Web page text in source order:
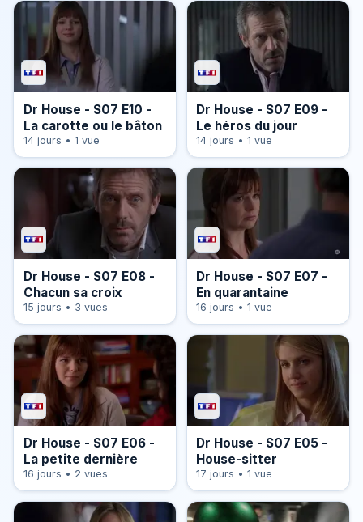
Dr House - S07 E10 -
La carotte ou le bâton
14 jours • 1 vue
Dr House - S07 E09 -
Le héros du jour
14 jours • 1 vue
Dr House - S07 E08 -
Chacun sa croix
15 jours • 3 vues
Dr House - S07 E07 -
En quarantaine
16 jours • 1 vue
Dr House - S07 E06 -
La petite dernière
16 jours • 2 vues
Dr House - S07 E05 -
House-sitter
17 jours • 1 vue